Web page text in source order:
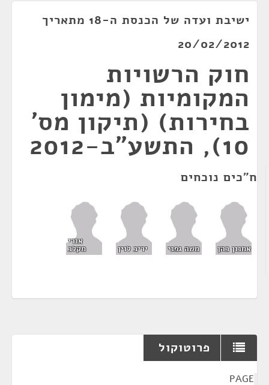
ישיבת ועדה של הכנסת ה-18 מתאריך
20/02/2012
חוק הרשויות
המקומיות (מימון
בחירות) (תיקון מס'
10), התשע"ב-2012
ח"כים נוכחים
אמנון כהן משה גפני יריב לוין
אורי
מקלב
פרוטוקול
PAGE